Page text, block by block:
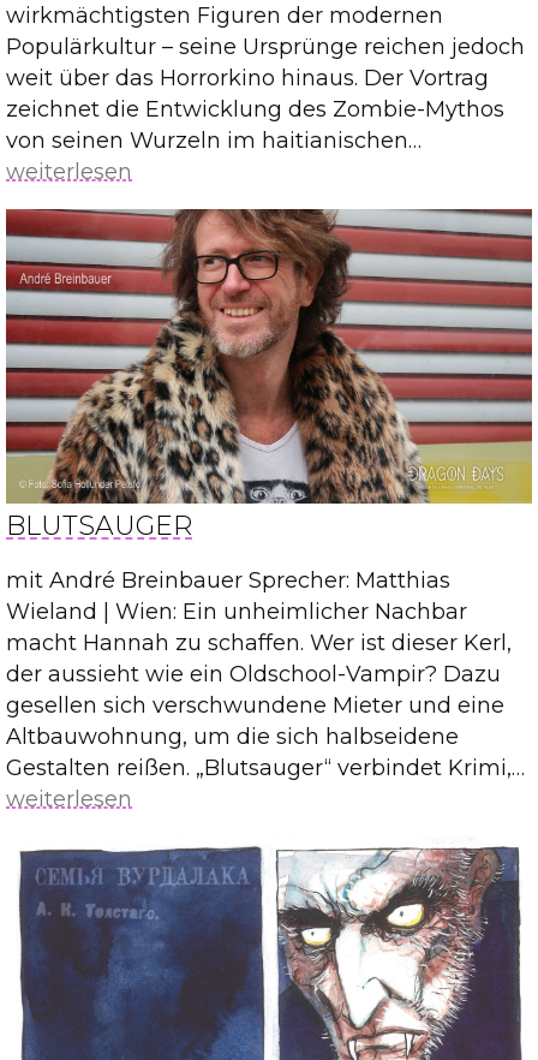
wirkmächtigsten Figuren der modernen
Populärkultur – seine Ursprünge reichen jedoch
weit über das Horrorkino hinaus. Der Vortrag
zeichnet die Entwicklung des Zombie-Mythos
von seinen Wurzeln im haitianischen…
Voodoo-
Mythos
zur
weiterlesen
BLUTSAUGER
mit André Breinbauer Sprecher: Matthias
Wieland | Wien: Ein unheimlicher Nachbar
macht Hannah zu schaffen. Wer ist dieser Kerl,
der aussieht wie ein Oldschool-Vampir? Dazu
gesellen sich verschwundene Mieter und eine
Altbauwohnung, um die sich halbseidene
Gestalten reißen. „Blutsauger“ verbindet Krimi,…
weiterlesen